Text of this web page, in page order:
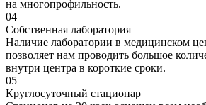
на многопрофильность.
04
Собственная лаборатория
Наличие лаборатории в медицинском
позволяет нам проводить большое
внутри центра в короткие сроки.
05
Круглосуточный стационар